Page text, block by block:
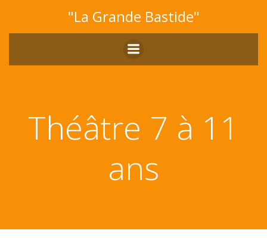
au
contenu
"La Grande Bastide"
Théâtre 7 à 11
ans